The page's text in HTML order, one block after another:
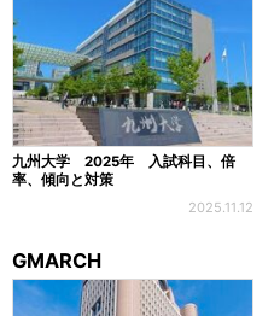
九州大学 2025年 入試科目、倍
率、傾向と対策
2025.11.12
GMARCH